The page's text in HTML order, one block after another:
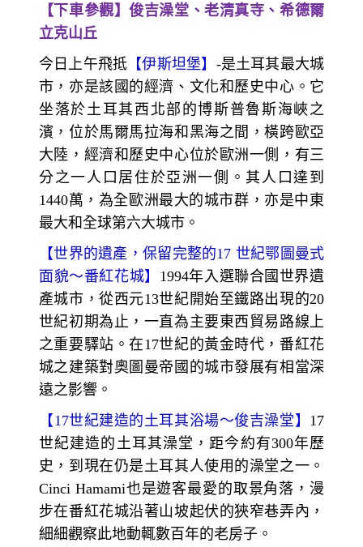
【下車參觀】俊吉澡堂、老清真寺、希德爾
立克山丘
今日上午飛抵 【伊斯坦堡】 -是土耳其最大城
市，亦是該國的經濟、文化和歷史中心。它
坐落於土耳其西北部的博斯普魯斯海峽之
濱，位於馬爾馬拉海和黑海之間，橫跨歐亞
大陸，經濟和歷史中心位於歐洲一側，有三
分之一人口居住於亞洲一側。其人口達到
1440萬，為全歐洲最大的城市群，亦是中東
最大和全球第六大城市。
【世界的遺產，保留完整的17 世紀鄂圖曼式
面貌～番紅花城】 1994年入選聯合國世界遺
產城市，從西元13世紀開始至鐵路出現的20
世紀初期為止，一直為主要東西貿易路線上
之重要驛站。在17世紀的黃金時代，番紅花
城之建築對奧圖曼帝國的城市發展有相當深
遠之影響。
【17世紀建造的土耳其浴場～俊吉澡堂】 17
世紀建造的土耳其澡堂，距今約有300年歷
史，到現在仍是土耳其人使用的澡堂之一。
Cinci Hamami也是遊客最愛的取景角落，漫
步在番紅花城沿著山坡起伏的狹窄巷弄內，
細細觀察此地動輒數百年的老房子。